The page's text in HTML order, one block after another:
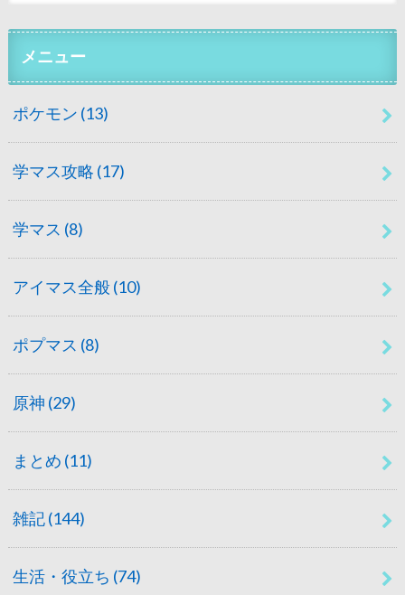
メニュー
ポケモン (13)
学マス攻略 (17)
学マス (8)
アイマス全般 (10)
ポプマス (8)
原神 (29)
まとめ (11)
雑記(144)
生活・役立ち (74)